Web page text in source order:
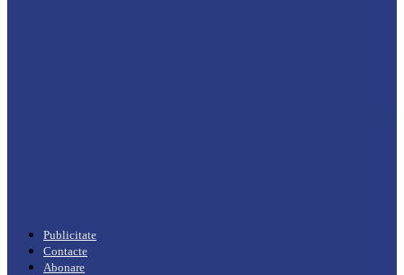
Publicitate
Contacte
Abonare